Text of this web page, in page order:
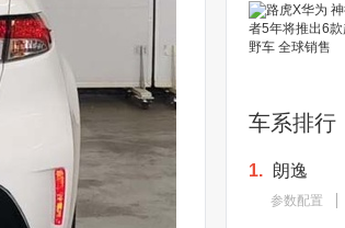
车系排行
1. 朗逸
参数配置